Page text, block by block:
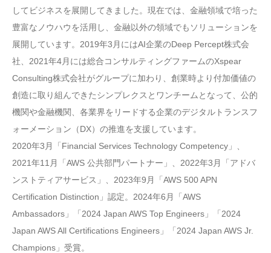
してビジネスを展開してきました。現在では、金融領域で培った
豊富なノウハウを活用し、金融以外の領域でもソリューションを
展開しています。2019年3月にはAI企業のDeep Percept株式会
社、2021年4月には総合コンサルティングファームのXspear
Consulting株式会社がグループに加わり、創業時より付加価値の
創造に取り組んできたシンプレクスとワンチームとなって、公的
機関や金融機関、各業界をリードする企業のデジタルトランスフ
ォーメーション（DX）の推進を支援しています。
2020年3月「Financial Services Technology Competency」、
2021年11月「AWS 公共部門パートナー」、2022年3月「アドバ
ンストティアサービス」、2023年9月「AWS 500 APN
Certification Distinction」認定。2024年6月「AWS
Ambassadors」「2024 Japan AWS Top Engineers」「2024
Japan AWS All Certifications Engineers」「2024 Japan AWS Jr.
Champions」受賞。